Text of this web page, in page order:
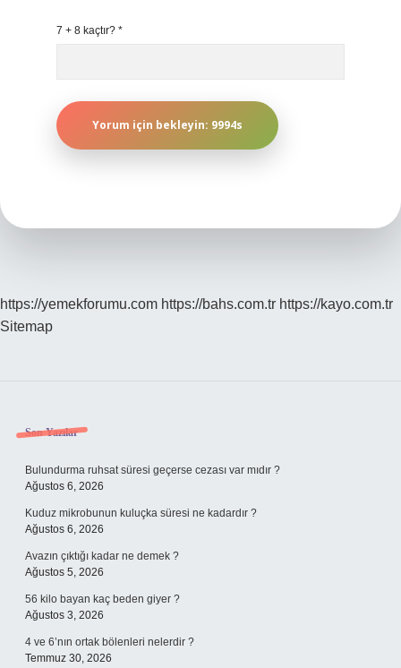
7 + 8 kaçtır? *
https://yemekforumu.com https://bahs.com.tr https://kayo.com.tr
Sitemap
Sidebar
Son Yazılar
Bulundurma ruhsat süresi geçerse cezası var mıdır ?
Ağustos 6, 2026
Kuduz mikrobunun kuluçka süresi ne kadardır ?
Ağustos 6, 2026
Avazın çıktığı kadar ne demek ?
Ağustos 5, 2026
56 kilo bayan kaç beden giyer ?
Ağustos 3, 2026
4 ve 6’nın ortak bölenleri nelerdir ?
Temmuz 30, 2026